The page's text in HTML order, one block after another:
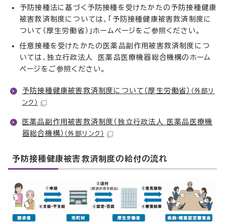
予防接種法に基づく予防接種を受けたかたの予防接種健康
被害救済制度については、「予防接種健康被害救済制度に
ついて（厚生労働省）」ホームページをご参照ください。
任意接種を受けたかたの医薬品副作用被害救済制度につ
いては、独立行政法人 医薬品医療機器総合機構のホーム
ページをご参照ください。
予防接種健康被害救済制度について（厚生労働省） （外部リ
ンク）
医薬品副作用被害救済制度（独立行政法人 医薬品医療機
器総合機構） （外部リンク）
予防接種健康被害救済制度の給付の流れ